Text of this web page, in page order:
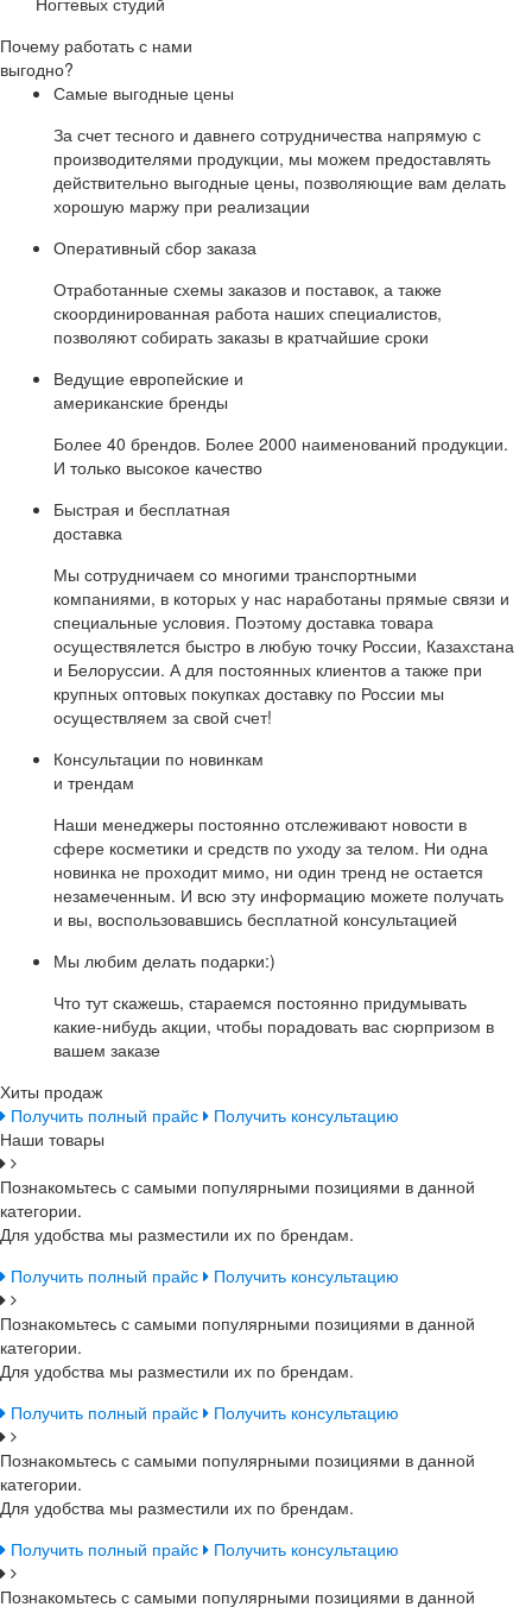
Почему работать с нами
выгодно?
Самые выгодные цены
За счет тесного и давнего сотрудничества напрямую с
производителями продукции, мы можем предоставлять
действительно выгодные цены, позволяющие вам делать
хорошую маржу при реализации
Оперативный сбор заказа
Отработанные схемы заказов и поставок, а также
скоординированная работа наших специалистов,
позволяют собирать заказы в кратчайшие сроки
Ведущие европейские и
американские бренды
Более 40 брендов. Более 2000 наименований продукции.
И только высокое качество
Быстрая и бесплатная
доставка
Мы сотрудничаем со многими транспортными
компаниями, в которых у нас наработаны прямые связи и
специальные условия. Поэтому доставка товара
осуществялется быстро в любую точку России, Казахстана
и Белоруссии. А для постоянных клиентов а также при
крупных оптовых покупках доставку по России мы
осуществляем за свой счет!
Консультации по новинкам
и трендам
Наши менеджеры постоянно отслеживают новости в
сфере косметики и средств по уходу за телом. Ни одна
новинка не проходит мимо, ни один тренд не остается
незамеченным. И всю эту информацию можете получать
и вы, воспользовавшись бесплатной консультацией
Мы любим делать подарки:)
Что тут скажешь, стараемся постоянно придумывать
какие-нибудь акции, чтобы порадовать вас сюрпризом в
вашем заказе
Хиты продаж
Получить полный прайс
Получить консультацию
Наши товары
Познакомьтесь с самыми популярными позициями в данной
категории.
Для удобства мы разместили их по брендам.
Получить полный прайс
Получить консультацию
Познакомьтесь с самыми популярными позициями в данной
категории.
Для удобства мы разместили их по брендам.
Получить полный прайс
Получить консультацию
Познакомьтесь с самыми популярными позициями в данной
категории.
Для удобства мы разместили их по брендам.
Получить полный прайс
Получить консультацию
Познакомьтесь с самыми популярными позициями в данной